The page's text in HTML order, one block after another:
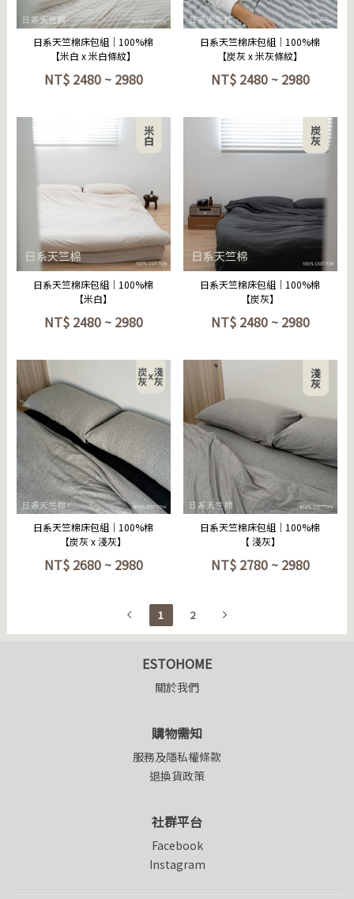
立即選購
日系天竺棉床包組｜100%棉
【米白 x 米白條紋】
NT$2480 ~ 2980
立即選購
日系天竺棉床包組｜100%棉
【炭灰 x 米灰條紋】
NT$2480 ~ 2980
立即選購
日系天竺棉床包組｜100%棉
【米白】
NT$2480 ~ 2980
立即選購
日系天竺棉床包組｜100%棉
【炭灰】
NT$2480 ~ 2980
立即選購
日系天竺棉床包組｜100%棉
【炭灰 x 淺灰】
NT$2680 ~ 2980
立即選購
日系天竺棉床包組｜100%棉
【 淺灰】
NT$2780 ~ 2980
1 2
ESTOHOME
關於我們
購物需知
服務及隱私權條款
退換貨政策
社群平台
Facebook
Instagram